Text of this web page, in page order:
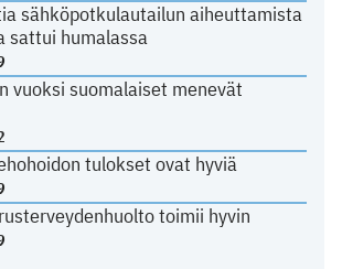
sähköpotkulautailun aiheuttamista
sattui humalassa
vuoksi suomalaiset menevät
tulokset ovat hyviä
toimii hyvin